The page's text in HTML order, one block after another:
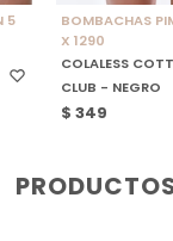
5
BOMBACHAS
X 1290
COLALESS
CLUB - NEGRO
$ 349